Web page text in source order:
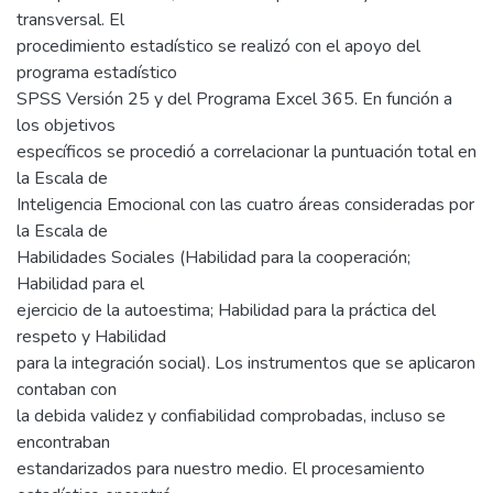
transversal. El
procedimiento estadístico se realizó con el apoyo del
programa estadístico
SPSS Versión 25 y del Programa Excel 365. En función a
los objetivos
específicos se procedió a correlacionar la puntuación total en
la Escala de
Inteligencia Emocional con las cuatro áreas consideradas por
la Escala de
Habilidades Sociales (Habilidad para la cooperación;
Habilidad para el
ejercicio de la autoestima; Habilidad para la práctica del
respeto y Habilidad
para la integración social). Los instrumentos que se aplicaron
contaban con
la debida validez y confiabilidad comprobadas, incluso se
encontraban
estandarizados para nuestro medio. El procesamiento